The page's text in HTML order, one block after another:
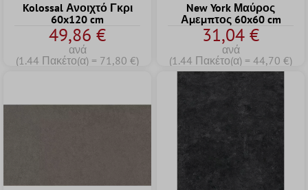
Kolossal Ανοιχτό Γκρι
60x120 cm
49,86 €
ανά
(1.44 Πακέτο(α) = 71,80 €)
New York Μαύρος
Αμεμπτος 60x60 cm
31,04 €
ανά
(1.44 Πακέτο(α) = 44,70 €)